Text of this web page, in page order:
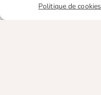
Politique de cookies